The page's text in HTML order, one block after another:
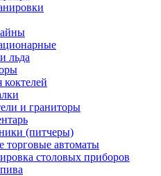
льда
и граниторы
(питчеры)
торговые автоматы
столовых приборов